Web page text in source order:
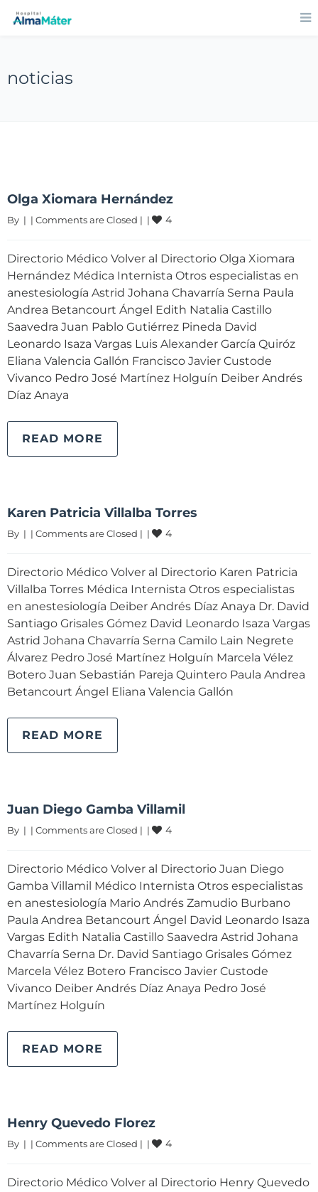
noticias
Olga Xiomara Hernández
By | | Comments are Closed | | 4
Directorio Médico Volver al Directorio Olga Xiomara
Hernández Médica Internista Otros especialistas en
anestesiología Astrid Johana Chavarría Serna Paula
Andrea Betancourt Ángel Edith Natalia Castillo
Saavedra Juan Pablo Gutiérrez Pineda David
Leonardo Isaza Vargas Luis Alexander García Quiróz
Eliana Valencia Gallón Francisco Javier Custode
Vivanco Pedro José Martínez Holguín Deiber Andrés
Díaz Anaya
READ MORE
Karen Patricia Villalba Torres
By | | Comments are Closed | | 4
Directorio Médico Volver al Directorio Karen Patricia
Villalba Torres Médica Internista Otros especialistas
en anestesiología Deiber Andrés Díaz Anaya Dr. David
Santiago Grisales Gómez David Leonardo Isaza Vargas
Astrid Johana Chavarría Serna Camilo Lain Negrete
Álvarez Pedro José Martínez Holguín Marcela Vélez
Botero Juan Sebastián Pareja Quintero Paula Andrea
Betancourt Ángel Eliana Valencia Gallón
READ MORE
Juan Diego Gamba Villamil
By | | Comments are Closed | | 4
Directorio Médico Volver al Directorio Juan Diego
Gamba Villamil Médico Internista Otros especialistas
en anestesiología Mario Andrés Zamudio Burbano
Paula Andrea Betancourt Ángel David Leonardo Isaza
Vargas Edith Natalia Castillo Saavedra Astrid Johana
Chavarría Serna Dr. David Santiago Grisales Gómez
Marcela Vélez Botero Francisco Javier Custode
Vivanco Deiber Andrés Díaz Anaya Pedro José
Martínez Holguín
READ MORE
Henry Quevedo Florez
By | | Comments are Closed | | 4
Directorio Médico Volver al Directorio Henry Quevedo